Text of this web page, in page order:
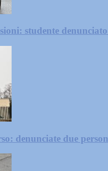
studente
denunciate due